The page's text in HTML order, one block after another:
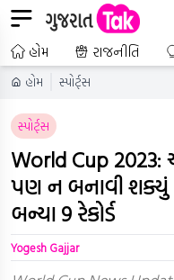
હોમ રાજનીતિ
હોમ સ્પોર્ટ્સ
સ્પોર્ટ્સ
World Cup 2023:
પણ ન બનાવી શક્યું
બન્યા 9 રેકોર્ડ
Yogesh Gajjar